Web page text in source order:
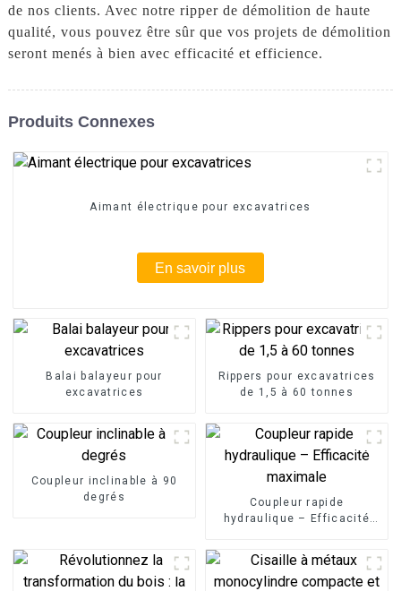
de nos clients. Avec notre ripper de démolition de haute
qualité, vous pouvez être sûr que vos projets de démolition
seront menés à bien avec efficacité et efficience.
Produits Connexes
Aimant électrique pour excavatrices
En savoir plus
Balai balayeur pour
excavatrices
Rippers pour excavatrices
de 1,5 à 60 tonnes
Coupleur inclinable à 90
degrés
Coupleur rapide
hydraulique – Efficacité